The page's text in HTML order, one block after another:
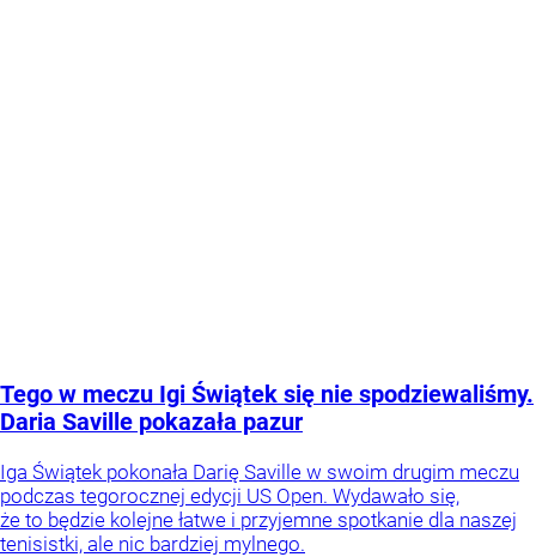
Tego w meczu Igi Świątek się nie spodziewaliśmy.
Daria Saville pokazała pazur
Iga Świątek pokonała Darię Saville w swoim drugim meczu
podczas tegorocznej edycji US Open. Wydawało się,
że to będzie kolejne łatwe i przyjemne spotkanie dla naszej
tenisistki, ale nic bardziej mylnego.